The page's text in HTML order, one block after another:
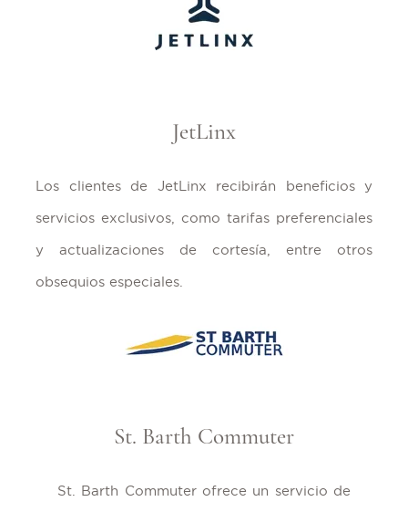
JetLinx
Los clientes de JetLinx recibirán beneficios y
servicios exclusivos, como tarifas preferenciales
y actualizaciones de cortesía, entre otros
obsequios especiales.
St. Barth Commuter
St. Barth Commuter ofrece un servicio de